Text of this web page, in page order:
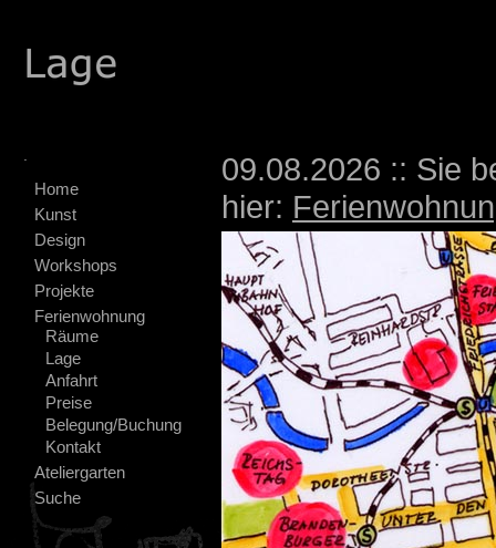
Home
Kunst
Design
Workshops
Projekte
Ferienwohnung
Räume
Lage
Anfahrt
Preise
Belegung/Buchung
Kontakt
Ateliergarten
Suche
09.08.2026 :: Sie
hier: